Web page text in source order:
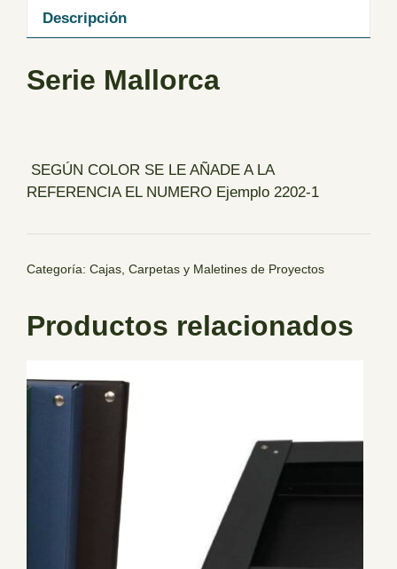
Descripción
Serie Mallorca
SEGÚN COLOR SE LE AÑADE A LA
REFERENCIA EL NUMERO Ejemplo 2202-1
Categoría: Cajas, Carpetas y Maletines de Proyectos
Productos relacionados